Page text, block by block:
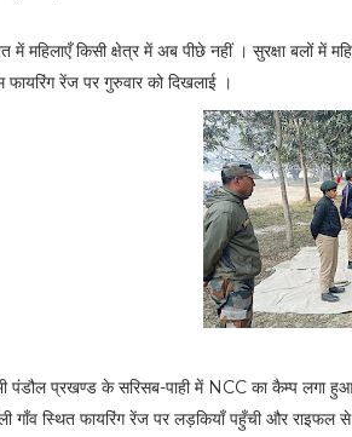
में महिलाएँ किसी क्षेत्र में अब पीछे नहीं । सुरक्षा बलों
रेंज पर गुरुवार को दिखलाई ।
पंडौल प्रखण्ड के सरिसब-पाही में NCC का कैम्प लगा
गाँव स्थित फायरिंग रेंज पर लड़कियाँ पहुँची और राइफल